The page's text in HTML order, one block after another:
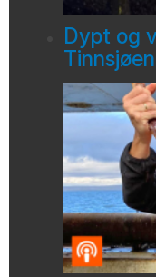
Dypt og
Tinnsjøen